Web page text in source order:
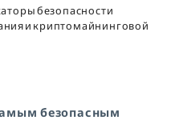
безопасности
и криптомайнинговой
безопасным